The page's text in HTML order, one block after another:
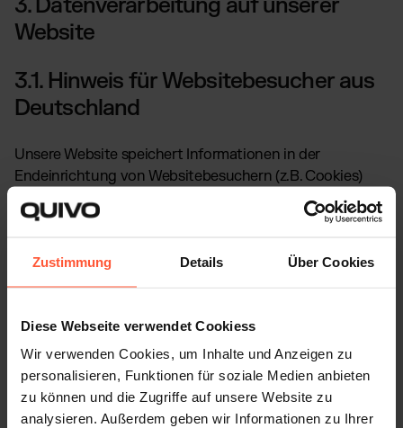
Zustimmung Details Über Cookies
Diese Webseite verwendet Cookiess
Wir verwenden Cookies, um Inhalte und Anzeigen zu
personalisieren, Funktionen für soziale Medien anbieten
zu können und die Zugriffe auf unsere Website zu
analysieren. Außerdem geben wir Informationen zu Ihrer
3. Datenverarbeitung auf unserer
Website
3.1. Hinweis für Websitebesucher aus
Deutschland
Unsere Website speichert Informationen in der
Endeinrichtung von Websitebesuchern (z.B. Cookies)
oder greift auf Informationen zu, die bereits in der
Endeinrichtung gespeichert sind (z.B. IP-Adressen).
folgenden Abschnitten zu entnehmen.
Grundlage der folgenden Bestimmungen:
Soweit diese Speicherung oder dieser Zugriff
unbedingt erforderlich ist, damit wir dem von
Websitebesuchern ausdrücklich gewünschten